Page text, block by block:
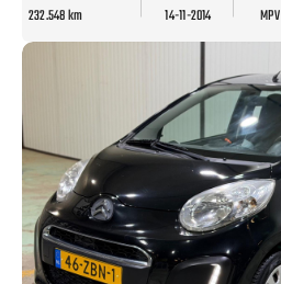
232.548 km 14-11-2014 MPV